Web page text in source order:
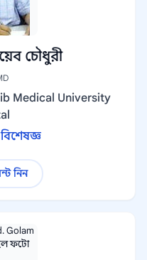
চৌধুরী
Medical University
নিন